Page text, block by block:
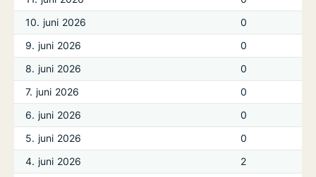
10. juni 2026
0
9. juni 2026
0
8. juni 2026
0
7. juni 2026
0
6. juni 2026
0
5. juni 2026
0
4. juni 2026
2